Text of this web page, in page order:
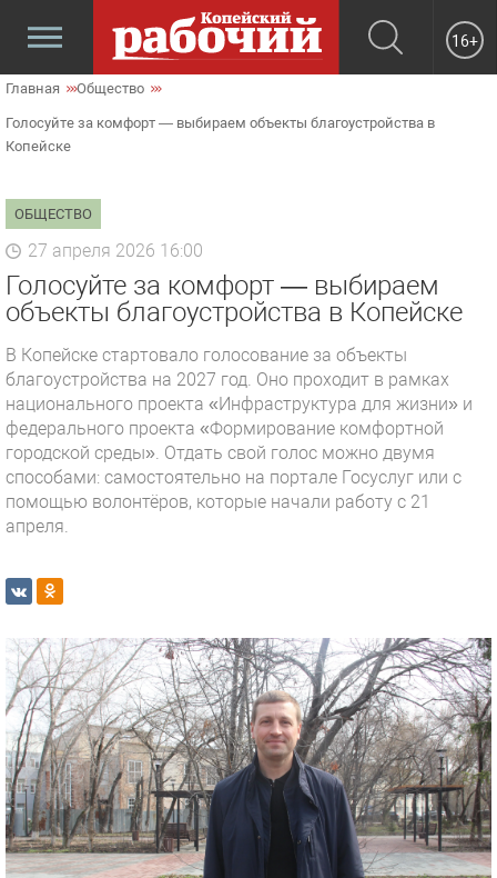
16+
Главная Общество
Голосуйте за комфорт — выбираем объекты благоустройства в
Копейске
ОБЩЕСТВО
27 апреля 2026 16:00
Голосуйте за комфорт — выбираем
объекты благоустройства в Копейске
В Копейске стартовало голосование за объекты
благоустройства на 2027 год. Оно проходит в рамках
национального проекта «Инфраструктура для жизни» и
федерального проекта «Формирование комфортной
городской среды». Отдать свой голос можно двумя
способами: самостоятельно на портале Госуслуг или с
помощью волонтёров, которые начали работу с 21
апреля.